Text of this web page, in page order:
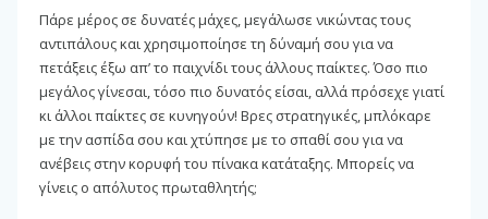
Πάρε μέρος σε δυνατές μάχες, μεγάλωσε νικώντας τους
αντιπάλους και χρησιμοποίησε τη δύναμή σου για να
πετάξεις έξω απ’ το παιχνίδι τους άλλους παίκτες. Όσο πιο
μεγάλος γίνεσαι, τόσο πιο δυνατός είσαι, αλλά πρόσεχε γιατί
κι άλλοι παίκτες σε κυνηγούν! Βρες στρατηγικές, μπλόκαρε
με την ασπίδα σου και χτύπησε με το σπαθί σου για να
ανέβεις στην κορυφή του πίνακα κατάταξης. Μπορείς να
γίνεις ο απόλυτος πρωταθλητής;